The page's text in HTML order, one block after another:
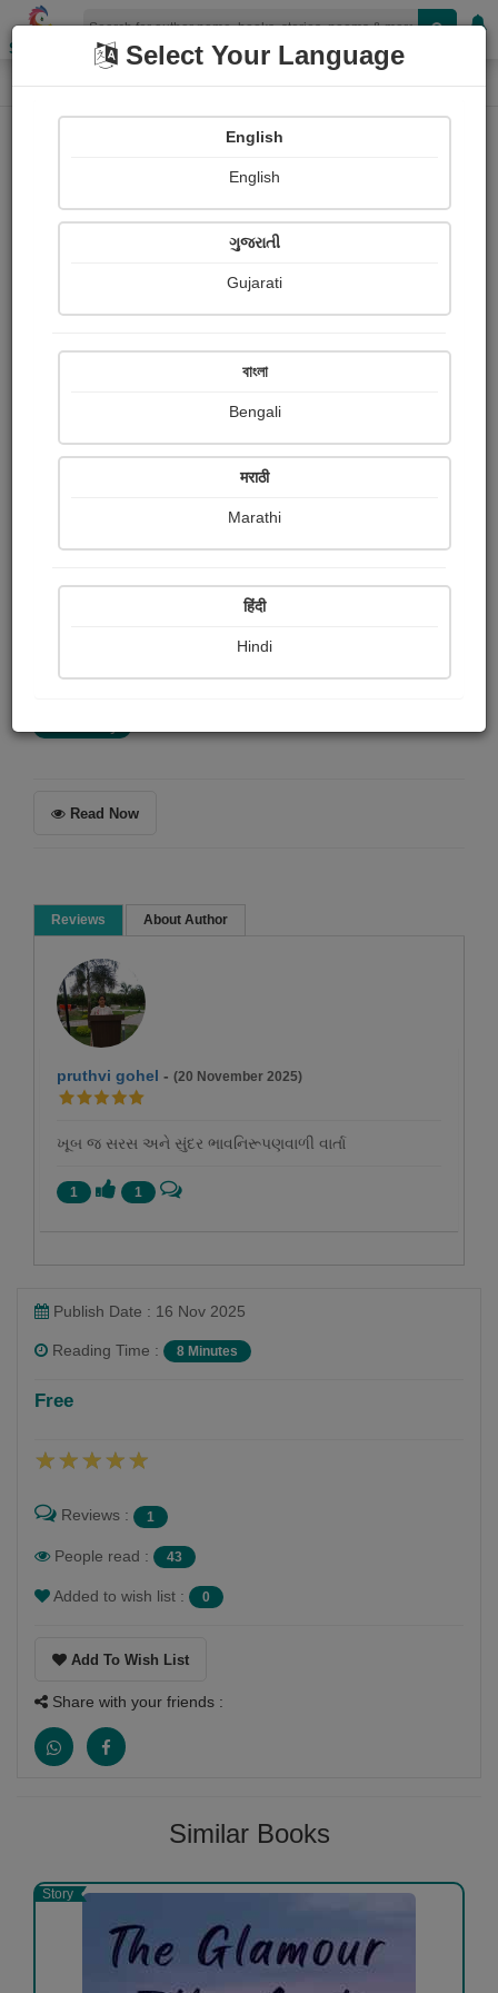
Shopizen
Home Book Details
કરુણ રસ આધારિત વાર્તા - છુટકારો
Summary
નિરાશા અને આત્મસમર્પણ વચ્ચે ઝઝૂમતી અવંતિકાની વેદનાભરી
યાત્રા જ્યાં આત્મસમર્પણ અને છૂટકારાની અંતિમ ઇચ્છા વચ્ચે
Read Now
Reviews About Author
pruthvi gohel - (20 November 2025)
ખૂબ જ સરસ અને સુંદર ભાવનિરૂપણવાળી વાર્તા
1 1
Falguni Dost
Publish Date : 16 Nov 2025
Reading Time : 8 Minutes
Free
Reviews : 1
People read : 43
Added to wish list : 0
Add To Wish List
Share with your friends :
Similar Books
Story
Select Your Language
English
English
ગુજરાતી
Gujarati
বাংলা
Bengali
मराठी
Marathi
हिंदी
Hindi